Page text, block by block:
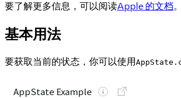
要了解更多信息，可以阅读Apple 的文档。
基本用法
要获取当前的状态，你可以使用